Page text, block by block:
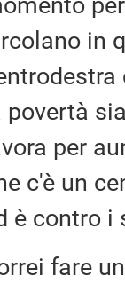
in
povertà
per
c'è un
è contro i
fare